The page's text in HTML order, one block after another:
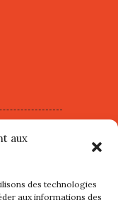
aux
des technologies
aux informations des